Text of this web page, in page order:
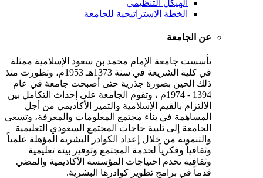
الهيكل التنظيمي
الخطة الاستراتيجية للجامعة
عن الجامعة
تأسست جامعة الإمام محمد بن سعود الإسلامية ممثلة
في كلية الشريعة في سنة 1373هـ 1953م، وتطورت منذ
ذلك الحين بصورة جذرية حتى أصبحت جامعة في عام
1394 - 1974م ، وتقوم الجامعة على إحداث التكامل بين
الالتزام بالقيم الإسلامية والتميز الأكاديمي من أجل
المساهمة في بناء مجتمع المعلومات والمعرفة، وتسعى
الجامعة إلى تلبية حاجات المجتمع السعودي التعليمية
والتنموية من خلال إعداد الكوادر البشرية المؤهلة علمياً
وثقافياً وفكرياً لخدمة المجتمع وتوفير بيئة تعليمية
وثقافية تخدم احتياجات المؤسسة الأكاديمية والمضي
قدماً في برامج تطوير كوادرها البشرية.